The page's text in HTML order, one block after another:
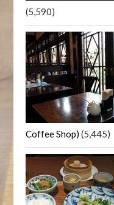
(5,590)
Coffee Shop) (5,445)